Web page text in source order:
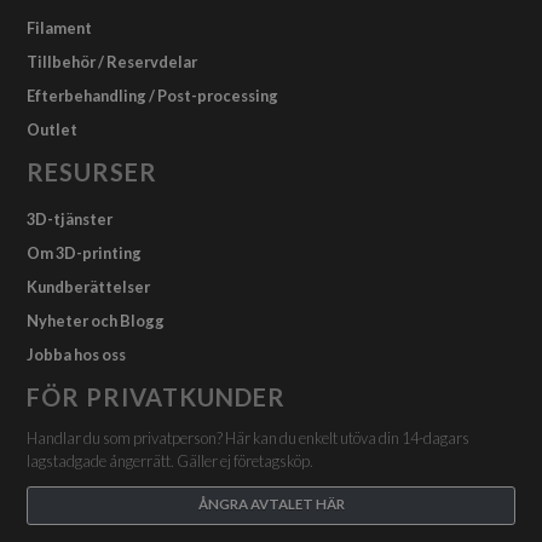
Filament
Tillbehör / Reservdelar
Efterbehandling / Post-processing
Outlet
RESURSER
3D-tjänster
Om 3D-printing
Kundberättelser
Nyheter och Blogg
Jobba hos oss
FÖR PRIVATKUNDER
Handlar du som privatperson? Här kan du enkelt utöva din 14-dagars
lagstadgade ångerrätt. Gäller ej företagsköp.
ÅNGRA AVTALET HÄR